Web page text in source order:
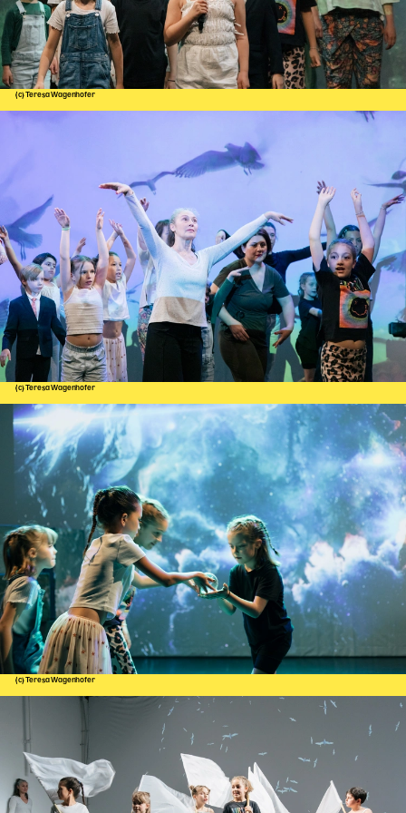
(c) Teresa Wagenhofer
(c) Teresa Wagenhofer
(c) Teresa Wagenhofer